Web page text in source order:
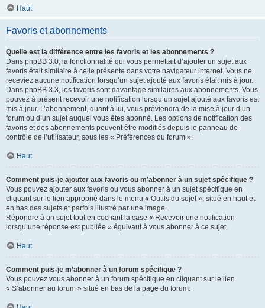
Haut
Favoris et abonnements
Quelle est la différence entre les favoris et les abonnements ?
Dans phpBB 3.0, la fonctionnalité qui vous permettait d’ajouter un sujet aux
favoris était similaire à celle présente dans votre navigateur internet. Vous ne
receviez aucune notification lorsqu’un sujet ajouté aux favoris était mis à jour.
Dans phpBB 3.3, les favoris sont davantage similaires aux abonnements. Vous
pouvez à présent recevoir une notification lorsqu’un sujet ajouté aux favoris est
mis à jour. L’abonnement, quant à lui, vous préviendra de la mise à jour d’un
forum ou d’un sujet auquel vous êtes abonné. Les options de notification des
favoris et des abonnements peuvent être modifiés depuis le panneau de
contrôle de l’utilisateur, sous les « Préférences du forum ».
Haut
Comment puis-je ajouter aux favoris ou m’abonner à un sujet spécifique ?
Vous pouvez ajouter aux favoris ou vous abonner à un sujet spécifique en
cliquant sur le lien approprié dans le menu « Outils du sujet », situé en haut et
en bas des sujets et parfois illustré par une image.
Répondre à un sujet tout en cochant la case « Recevoir une notification
lorsqu’une réponse est publiée » équivaut à vous abonner à ce sujet.
Haut
Comment puis-je m’abonner à un forum spécifique ?
Vous pouvez vous abonner à un forum spécifique en cliquant sur le lien
« S’abonner au forum » situé en bas de la page du forum.